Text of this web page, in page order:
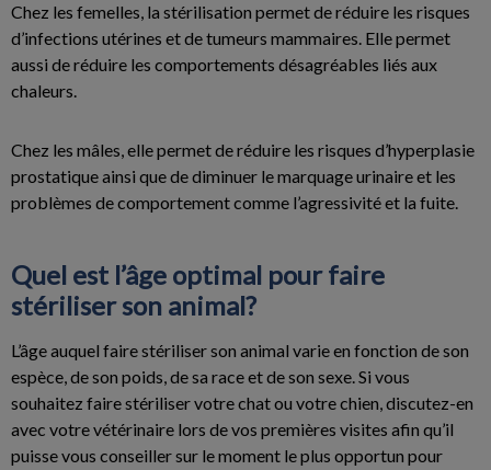
Chez les femelles, la stérilisation permet de réduire les risques
d’infections utérines et de tumeurs mammaires. Elle permet
aussi de réduire les comportements désagréables liés aux
chaleurs.
Chez les mâles, elle permet de réduire les risques d’hyperplasie
prostatique ainsi que de diminuer le marquage urinaire et les
problèmes de comportement comme l’agressivité et la fuite.
Quel est l’âge optimal pour faire
stériliser son animal?
L’âge auquel faire stériliser son animal varie en fonction de son
espèce, de son poids, de sa race et de son sexe. Si vous
souhaitez faire stériliser votre chat ou votre chien, discutez-en
avec votre vétérinaire lors de vos premières visites afin qu’il
puisse vous conseiller sur le moment le plus opportun pour